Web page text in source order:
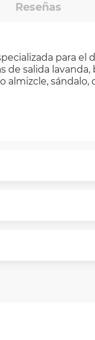
Reseñas
para el
de salida
sándalo,